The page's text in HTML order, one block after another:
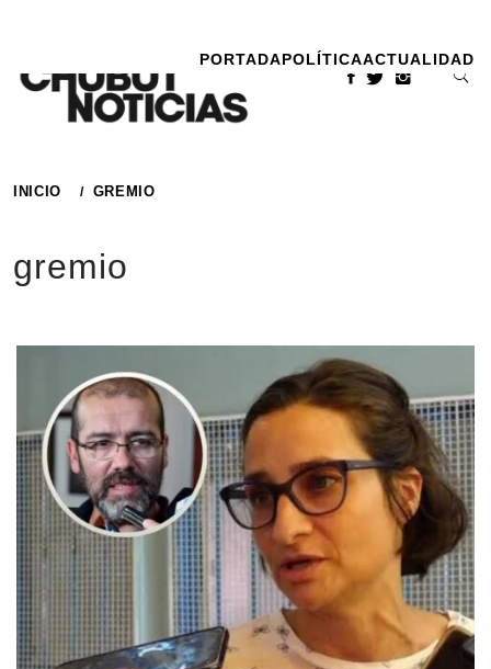
contenido
PORTADAPOLÍTICAACTUALIDAD
INICIO GREMIO
gremio